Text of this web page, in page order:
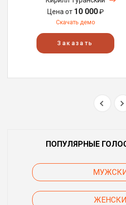
Цена от 10 000₽
Скачать демо
Заказать
ПОПУЛЯРНЫЕ